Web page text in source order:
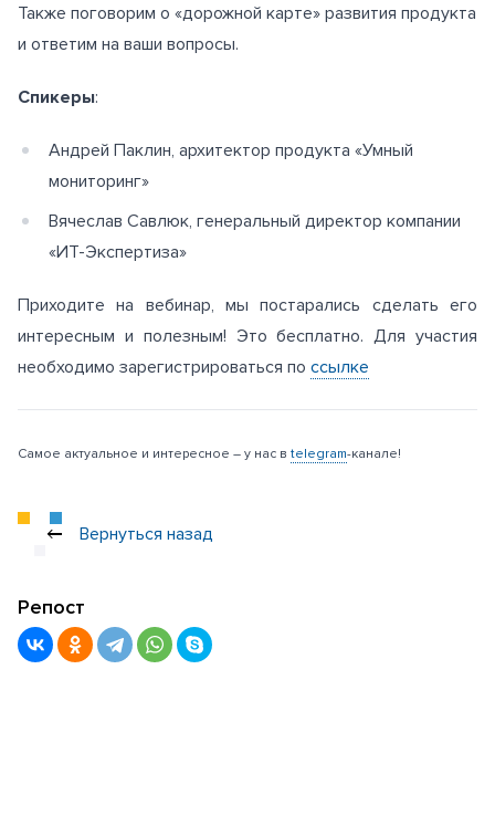
Также поговорим о «дорожной карте» развития продукта
и ответим на ваши вопросы.
Спикеры:
Андрей Паклин, архитектор продукта «Умный
мониторинг»
Вячеслав Савлюк, генеральный директор компании
«ИТ-Экспертиза»
Приходите на вебинар, мы постарались сделать его
интересным и полезным! Это бесплатно. Для участия
необходимо зарегистрироваться по ссылке
Самое актуальное и интересное – у нас в telegram-канале!
Вернуться назад
Репост